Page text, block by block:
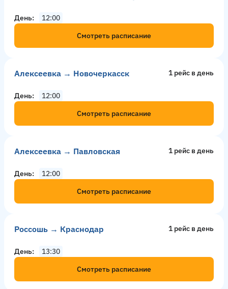
День
12:00
Смотреть расписание
Алексеевка → Новочеркасск 1 рейс в день
День
12:00
Смотреть расписание
Алексеевка → Павловская 1 рейс в день
День
12:00
Смотреть расписание
Россошь → Краснодар 1 рейс в день
День
13:30
Смотреть расписание